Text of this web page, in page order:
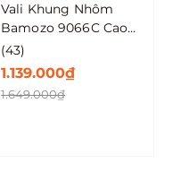
Vali Khung Nhôm
Bamozo 9066C Cao
Cấp Size 20/24/28
(43)
1.139.000₫
1.649.000₫